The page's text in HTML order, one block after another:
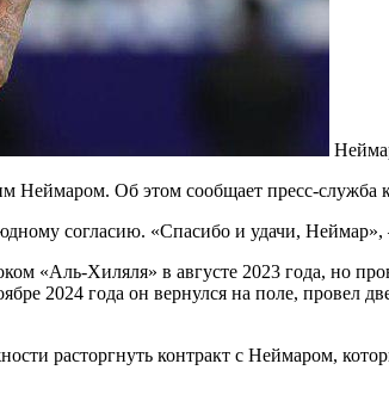
Неймаром. Об этом сообщает пресс-служба
согласию. «Спасибо и удачи,
«Аль-Хиляля» в августе 2023 года, но
2024 года он вернулся на поле, провел
расторгнуть контракт с Неймаром,